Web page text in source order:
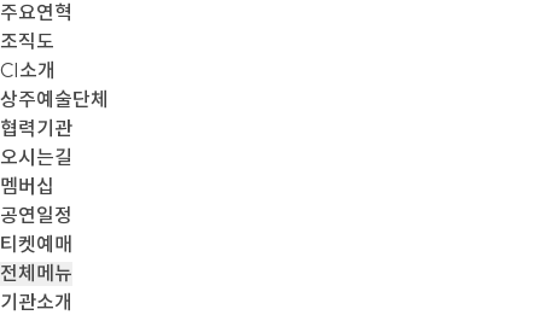
주요연혁
조직도
CI소개
상주예술단체
협력기관
오시는길
멤버십
공연일정
티켓예매
전체메뉴
기관소개